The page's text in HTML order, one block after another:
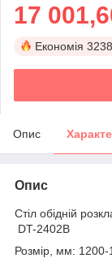
17
Економія
Опис
Опис
Стіл обідній
DT-2402B
Розмір, мм: